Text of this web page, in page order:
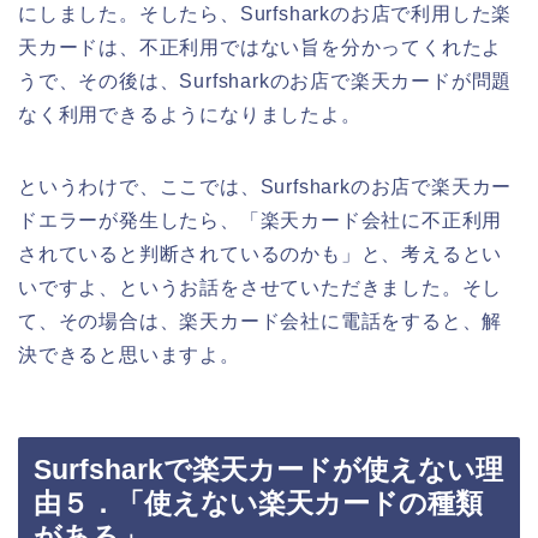
にしました。そしたら、Surfsharkのお店で利用した楽
天カードは、不正利用ではない旨を分かってくれたよ
うで、その後は、Surfsharkのお店で楽天カードが問題
なく利用できるようになりましたよ。
というわけで、ここでは、Surfsharkのお店で楽天カー
ドエラーが発生したら、「楽天カード会社に不正利用
されていると判断されているのかも」と、考えるとい
いですよ、というお話をさせていただきました。そし
て、その場合は、楽天カード会社に電話をすると、解
決できると思いますよ。
Surfsharkで楽天カードが使えない理
由５．「使えない楽天カードの種類